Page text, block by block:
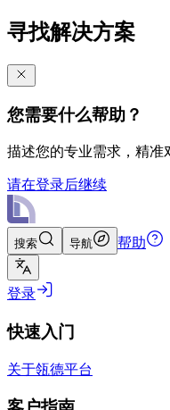
寻找解决方案
您需要什么帮助？
描述您的专业需求，精准
请在登录后继续
搜索 导航 帮助
登录
快速入门
关于瓴德平台